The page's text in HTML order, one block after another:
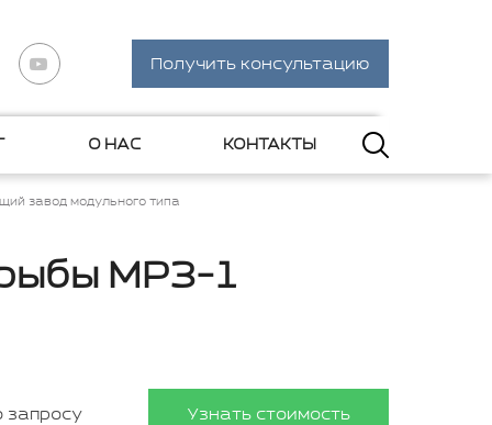
Получить консультацию
О НАС КОНТАКТЫ
завод модульного типа
МРЗ-1
запросу Узнать стоимость